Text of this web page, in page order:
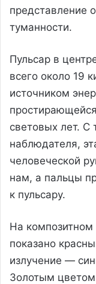
представление
туманности.
Пульсар в
всего около 19
источником
световых лет. С
наблюдателя,
человеческой
нам, а пальцы
к пульсару.
На композитном
показано
излучение —
Золотым цветом